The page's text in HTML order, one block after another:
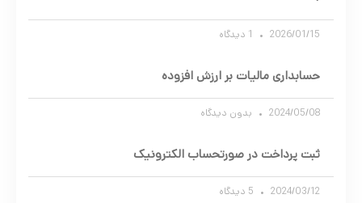
2026/01/15
حسابداری مالیات بر ارزش افزوده
2024/05/08 بدون دیدگاه
ثبت پرداخت در صورتحساب الکترونیک
2024/03/12